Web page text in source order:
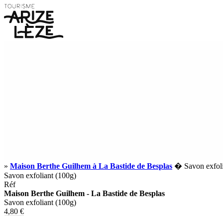
» Maison Berthe Guilhem à La Bastide de Besplas � Savon
Savon exfoliant (100g)
Réf
Maison Berthe Guilhem - La Bastide de Besplas
Savon exfoliant (100g)
4,80 €